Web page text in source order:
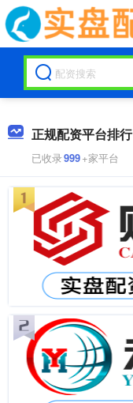
正规配资平台排行
已收录999+家平台